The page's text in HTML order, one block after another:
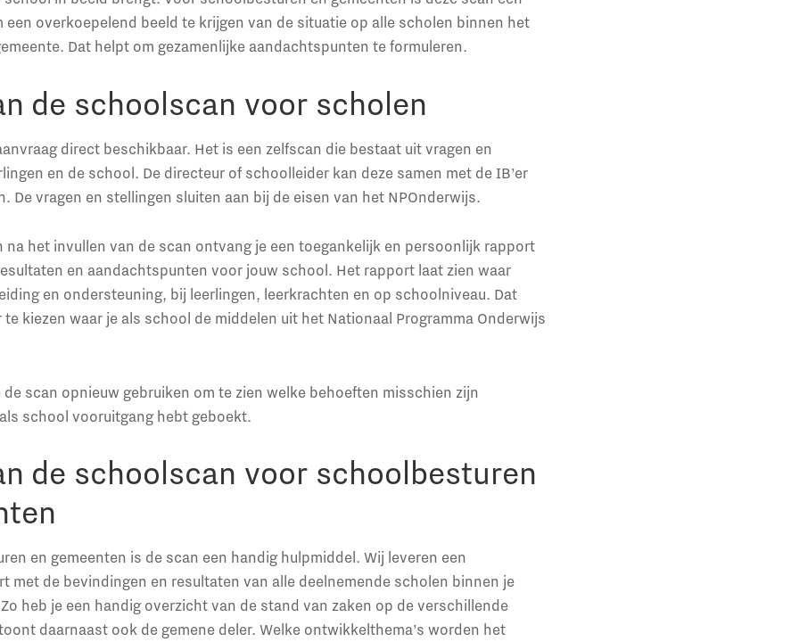
een overkoepelend beeld te krijgen van de situatie op alle scholen binnen het
Dat helpt om gezamenlijke aandachtspunten te formuleren.
de schoolscan voor scholen
direct beschikbaar. Het is een zelfscan die bestaat uit vragen en
en de school. De directeur of schoolleider kan deze samen met de IB’er
De vragen en stellingen sluiten aan bij de eisen van het NPOnderwijs.
na het invullen van de scan ontvang je een toegankelijk en persoonlijk rapport
en aandachtspunten voor jouw school. Het rapport laat zien waar
en ondersteuning, bij leerlingen, leerkrachten en op schoolniveau. Dat
kiezen waar je als school de middelen uit het Nationaal Programma Onderwijs
scan opnieuw gebruiken om te zien welke behoeften misschien zijn
school vooruitgang hebt geboekt.
de schoolscan voor schoolbesturen
en gemeenten is de scan een handig hulpmiddel. Wij leveren een
met de bevindingen en resultaten van alle deelnemende scholen binnen je
heb je een handig overzicht van de stand van zaken op de verschillende
daarnaast ook de gemene deler. Welke ontwikkelthema’s worden het